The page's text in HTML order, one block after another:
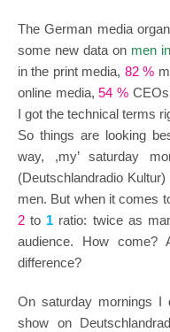
The German media
some new data on men
in the print media, 82 %
online media, 54 %
I got the technical terms
So things are looking
way, ,my’ saturday
(Deutschlandradio
men. But when it comes
2 to 1 ratio: twice as
audience. How
difference?
On saturday mornings I
show on